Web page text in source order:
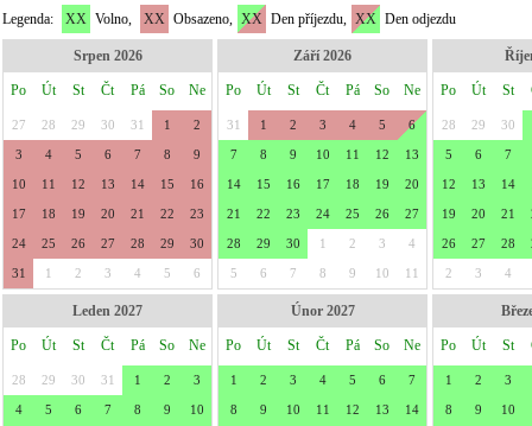
Legenda: XX Volno, XX Obsazeno, XX Den příjezdu, XX Den odjezdu
Srpen 2026
Po Út St Čt Pá So Ne
27 28 29 30 31 1 2
3 4 5 6 7 8 9
10 11 12 13 14 15 16
17 18 19 20 21 22 23
24 25 26 27 28 29 30
31 1 2 3 4 5 6
Září 2026
Po Út St Čt Pá So Ne
31 1 2 3 4 5 6
7 8 9 10 11 12 13
14 15 16 17 18 19 20
21 22 23 24 25 26 27
28 29 30 1 2 3 4
5 6 7 8 9 10 11
Po Út St
28 29 30
5 6 7
12 13 14
19 20 21
26 27 28
2 3 4
Leden 2027
Po Út St Čt Pá So Ne
28 29 30 31 1 2 3
4 5 6 7 8 9 10
Únor 2027
Po Út St Čt Pá So Ne
1 2 3 4 5 6 7
8 9 10 11 12 13 14
Po Út St
1 2 3
8 9 10